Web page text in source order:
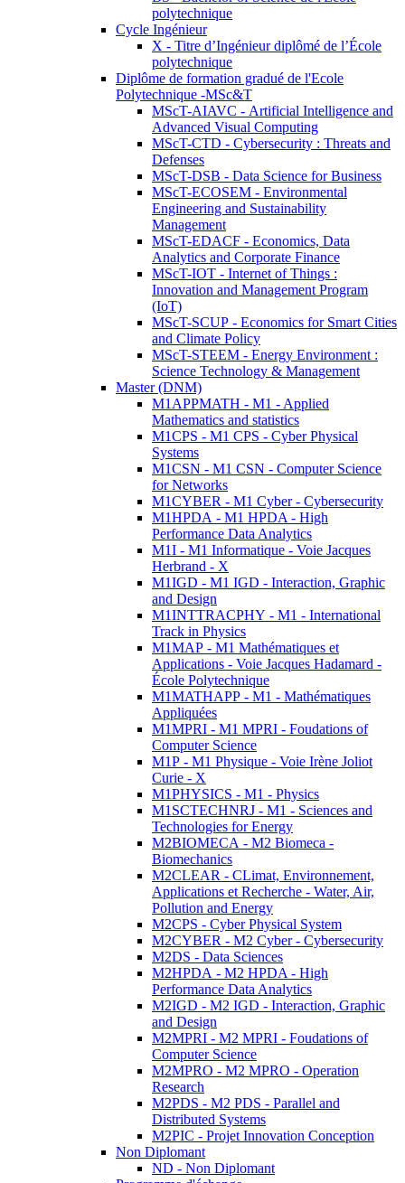
polytechnique
Cycle Ingénieur
X - Titre d’Ingénieur diplômé de l’École
polytechnique
Diplôme de formation gradué de l'Ecole
Polytechnique -MSc&T
MScT-AIAVC - Artificial Intelligence and
Advanced Visual Computing
MScT-CTD - Cybersecurity : Threats and
Defenses
MScT-DSB - Data Science for Business
MScT-ECOSEM - Environmental
Engineering and Sustainability
Management
MScT-EDACF - Economics, Data
Analytics and Corporate Finance
MScT-IOT - Internet of Things :
Innovation and Management Program
(IoT)
MScT-SCUP - Economics for Smart Cities
and Climate Policy
MScT-STEEM - Energy Environment :
Science Technology & Management
Master (DNM)
M1APPMATH - M1 - Applied
Mathematics and statistics
M1CPS - M1 CPS - Cyber Physical
Systems
M1CSN - M1 CSN - Computer Science
for Networks
M1CYBER - M1 Cyber - Cybersecurity
M1HPDA - M1 HPDA - High
Performance Data Analytics
M1I - M1 Informatique - Voie Jacques
Herbrand - X
M1IGD - M1 IGD - Interaction, Graphic
and Design
M1INTTRACPHY - M1 - International
Track in Physics
M1MAP - M1 Mathématiques et
Applications - Voie Jacques Hadamard -
École Polytechnique
M1MATHAPP - M1 - Mathématiques
Appliquées
M1MPRI - M1 MPRI - Foudations of
Computer Science
M1P - M1 Physique - Voie Irène Joliot
Curie - X
M1PHYSICS - M1 - Physics
M1SCTECHNRJ - M1 - Sciences and
Technologies for Energy
M2BIOMECA - M2 Biomeca -
Biomechanics
M2CLEAR - CLimat, Environnement,
Applications et Recherche - Water, Air,
Pollution and Energy
M2CPS - Cyber Physical System
M2CYBER - M2 Cyber - Cybersecurity
M2DS - Data Sciences
M2HPDA - M2 HPDA - High
Performance Data Analytics
M2IGD - M2 IGD - Interaction, Graphic
and Design
M2MPRI - M2 MPRI - Foudations of
Computer Science
M2MPRO - M2 MPRO - Operation
Research
M2PDS - M2 PDS - Parallel and
Distributed Systems
M2PIC - Projet Innovation Conception
Non Diplomant
ND - Non Diplomant